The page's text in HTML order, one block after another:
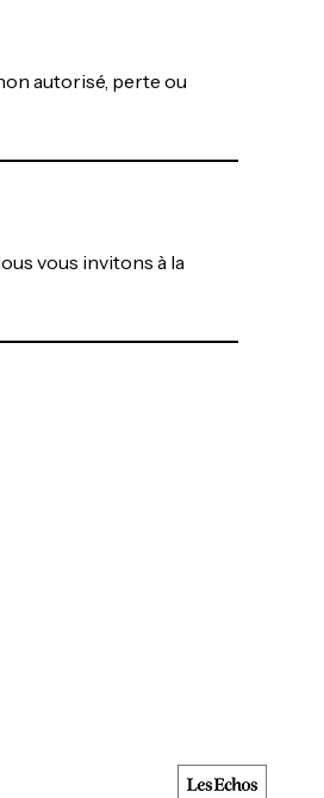
autorisé, perte ou
vous invitons à la